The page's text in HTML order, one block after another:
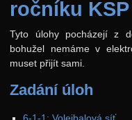
ročníku KSP
Tyto úlohy pocházejí z
bohužel nemáme v
muset přijít sami.
Zadání úloh
6-1-1: Volejbalová síť
Přihláška k řešení
Odevzdávátko
Aktuální ročník (38.)
Archiv starších ročníků
37. ročník: 24/25